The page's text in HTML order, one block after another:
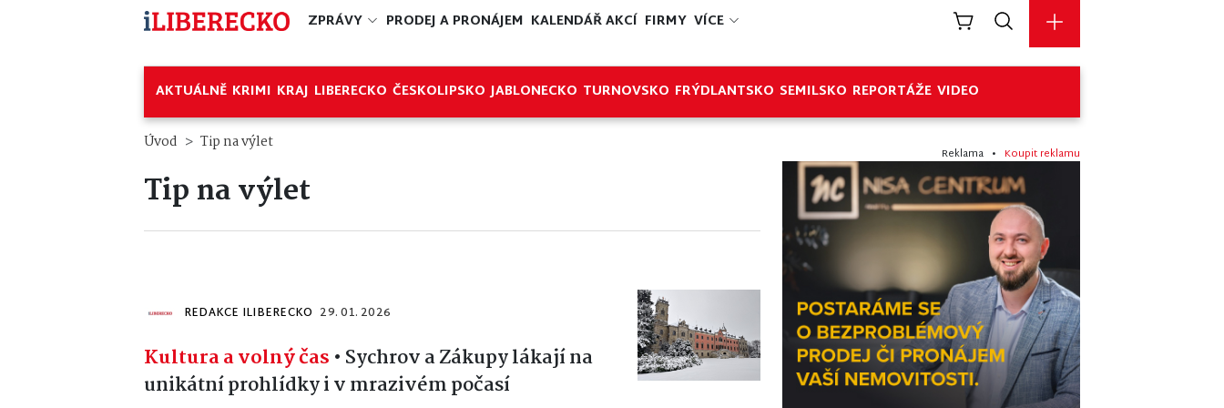
ZPRÁVY PRODEJ A PRONÁJEM KALENDÁŘ AKCÍ FIRMY VÍCE
AKTUÁLNĚ KRIMI KRAJ LIBERECKO ČESKOLIPSKO JABLONECKO TURNOVSKO FRÝDLANTSKO SEMILSKO REPORTÁŽE VIDEO
Úvod Tip na výlet
Tip na výlet
REDAKCE ILIBERECKO 29. 01. 2026
Kultura a volný čas • Sychrov a Zákupy lákají na
unikátní prohlídky i v mrazivém počasí
Reklama • Koupit reklamu